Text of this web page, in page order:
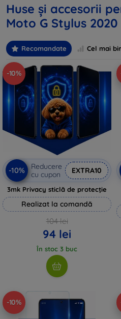
Huse și accesorii
Moto G Stylus 2020
Recomandate Cel mai
-10%
-10%
Reducere
cu cupon
EXTRA10
3mk Privacy sticlă de protecție
Realizat la comandă
104 lei
94 lei
În stoc 3 buc
-10%